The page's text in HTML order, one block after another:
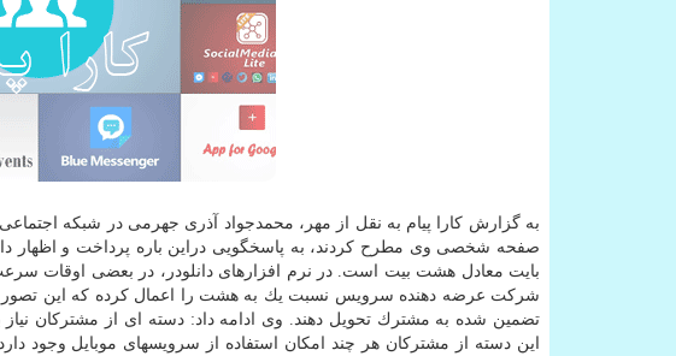
به گزارش كارا پیام به نقل از مهر، محمدجواد آذری جهرمی در شبكه
صفحه شخصی وی مطرح كردند، به پاسخگویی دراین باره پرداخت و اظهار
بایت معادل هشت بیت است. در نرم افزارهای دانلودر، در بعضی اوقات
شركت عرضه دهنده سرویس نسبت یك به هشت را اعمال كرده كه این
تضمین شده به مشترك تحویل دهند. وی ادامه داد: دسته ای از مشتركان
این دسته از مشتركان هر چند امكان استفاده از سرویسهای موبایل وجود